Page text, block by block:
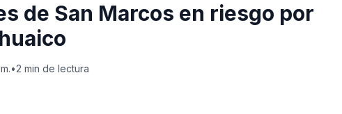
de San Marcos en riesgo por
•2 min de lectura